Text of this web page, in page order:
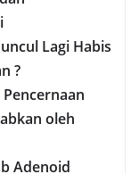
Lagi Habis
?
Pencernaan
oleh
Adenoid